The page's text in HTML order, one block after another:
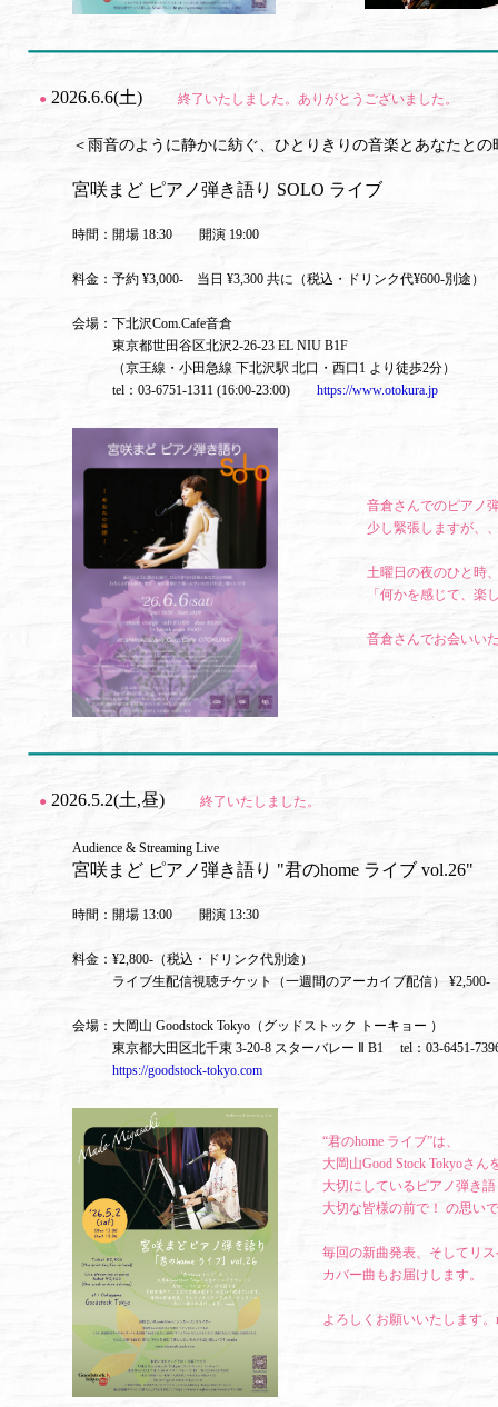
● 2026.6.6(土) 終了いたしました。ありがとうございました。
＜雨音のように静かに紡ぐ、ひとりきりの音楽とあなたとの
宮咲まど ピアノ弾き語り SOLO ライブ
時間：開場 18:30 開演 19:00
料金：予約 ¥3,000- 当日 ¥3,300 共に（税込・ドリンク代¥600-別途）
会場：下北沢Com.Cafe音倉
東京都世田谷区北沢2-26-23 EL NIU B1F
（京王線・小田急線 下北沢駅 北口・西口1 より徒歩2分）
tel：03-6751-1311 (16:00-23:00) https://www.otokura.jp
音倉さんでのピアノ
少し緊張しますが、
土曜日の夜のひと時
「何かを感じて、楽
音倉さんでお会いい
● 2026.5.2(土,昼) 終了いたしました。
Audience & Streaming Live
宮咲まど ピアノ弾き語り "君のhome ライブ vol.26"
時間：開場 13:00 開演 13:30
料金：¥2,800-（税込・ドリンク代別途）
ライブ生配信視聴チケット（一週間のアーカイブ配信） ¥2,500-
会場：大岡山 Goodstock Tokyo（グッドストック トーキョー ）
東京都大田区北千束 3-20-8 スターバレー Ⅱ B1 tel：03-6451-
https://goodstock-tokyo.com
“君のhome ライブ”は、
大岡山Good Stock Tokyoさ
大切にしているピアノ弾き
大切な皆様の前で！ の思い
毎回の新曲発表、そしてリ
カバー曲もお届けします。
よろしくお願いいたします。